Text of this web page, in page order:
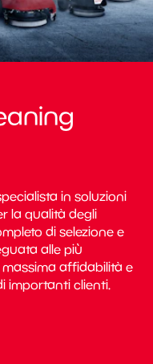
in soluzioni
la qualità degli
di selezione e
alle più
massima affidabilità e
importanti clienti.